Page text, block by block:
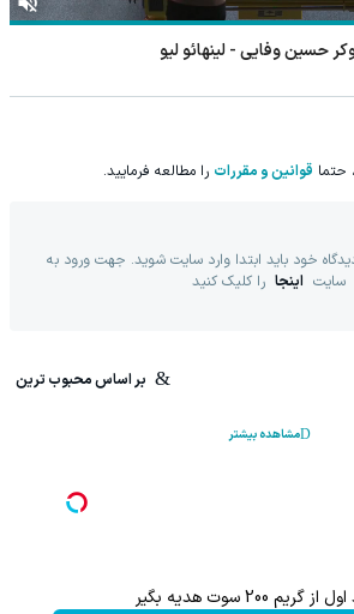
حسین وفایی - لینهائو لیو
حتما قوانین و مقررات را مطالعه فرمایید.
خود باید ابتدا وارد سایت شوید. جهت ورود به
سایت اینجا را کلیک کنید
بر اساس محبوب ترین
مشاهده بیشتر
200 سوت هدیه بگیر